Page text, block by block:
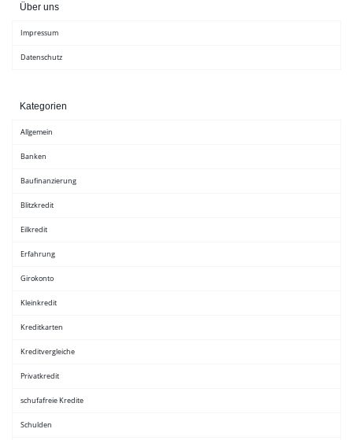
Über uns
Impressum
Datenschutz
Kategorien
Allgemein
Banken
Baufinanzierung
Blitzkredit
Eilkredit
Erfahrung
Girokonto
Kleinkredit
Kreditkarten
Kreditvergleiche
Privatkredit
schufafreie Kredite
Schulden